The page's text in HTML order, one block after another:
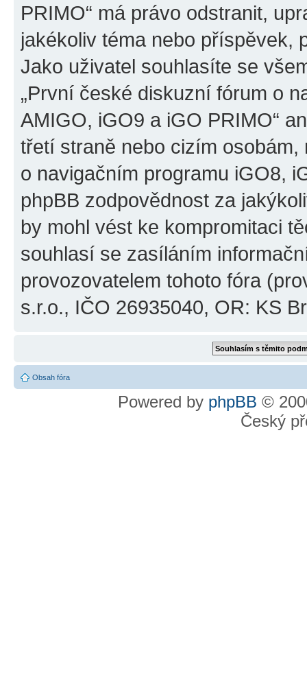
PRIMO“ má právo odstranit,
jakékoliv téma nebo příspěvek,
Jako uživatel souhlasíte se
„První české diskuzní fórum o
AMIGO, iGO9 a iGO PRIMO“
třetí straně nebo cizím
o navigačním programu iGO8,
phpBB zodpovědnost za
by mohl vést ke kompromitaci
souhlasí se zasíláním
provozovatelem tohoto fóra
s.r.o., IČO 26935040, OR: KS
Obsah fóra
Powered by phpBB ©
Český